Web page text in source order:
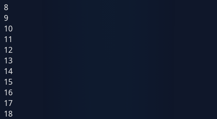
8
9
10
11
12
13
14
15
16
17
18